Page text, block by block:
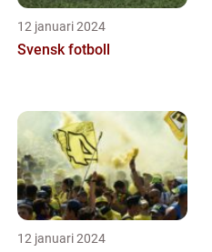
12 januari 2024
Svensk fotboll
12 januari 2024